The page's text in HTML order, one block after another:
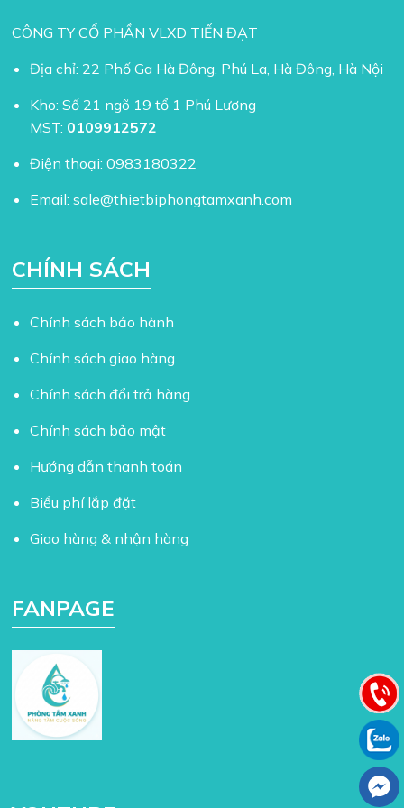
CÔNG TY CỔ PHẦN VLXD TIẾN ĐẠT
Địa chỉ: 22 Phố Ga Hà Đông, Phú La, Hà Đông, Hà Nội
Kho: Số 21 ngõ 19 tổ 1 Phú Lương
MST: 0109912572
Điện thoại:0983180322
Email:sale@thietbiphongtamxanh.com
CHÍNH SÁCH
Chính sách bảo hành
Chính sách giao hàng
Chính sách đổi trả hàng
Chính sách bảo mật
Hướng dẫn thanh toán
Biểu phí lắp đặt
Giao hàng & nhận hàng
FANPAGE